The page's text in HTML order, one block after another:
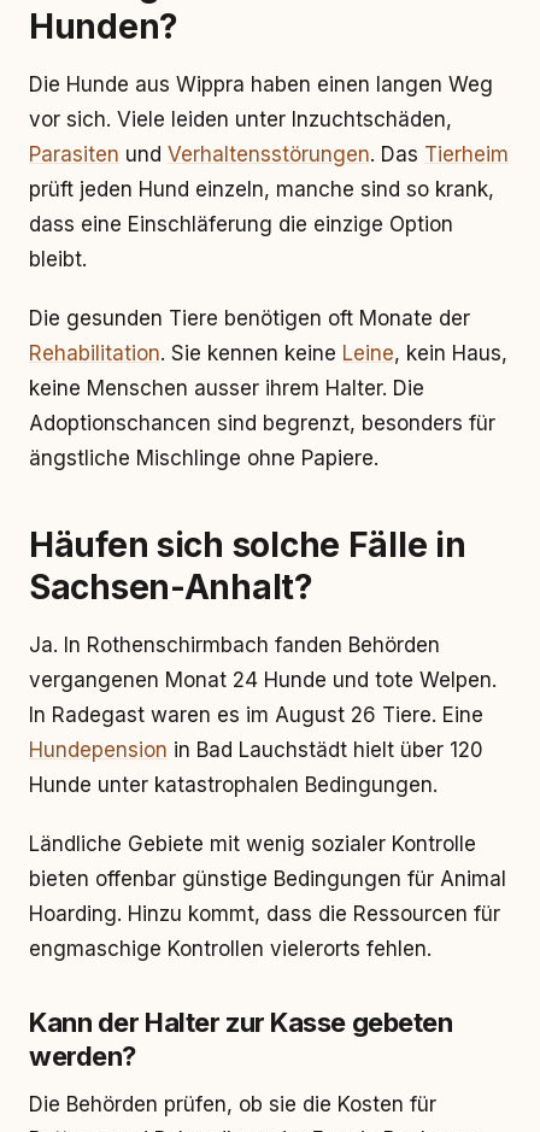
Hunden?
Die Hunde aus Wippra haben einen langen Weg
vor sich. Viele leiden unter Inzuchtschäden,
Parasiten und Verhaltensstörungen. Das Tierheim
prüft jeden Hund einzeln, manche sind so krank,
dass eine Einschläferung die einzige Option
bleibt.
Die gesunden Tiere benötigen oft Monate der
Rehabilitation. Sie kennen keine Leine, kein Haus,
keine Menschen ausser ihrem Halter. Die
Adoptionschancen sind begrenzt, besonders für
ängstliche Mischlinge ohne Papiere.
Häufen sich solche Fälle in
Sachsen-Anhalt?
Ja. In Rothenschirmbach fanden Behörden
vergangenen Monat 24 Hunde und tote Welpen.
In Radegast waren es im August 26 Tiere. Eine
Hundepension in Bad Lauchstädt hielt über 120
Hunde unter katastrophalen Bedingungen.
Ländliche Gebiete mit wenig sozialer Kontrolle
bieten offenbar günstige Bedingungen für Animal
Hoarding. Hinzu kommt, dass die Ressourcen für
engmaschige Kontrollen vielerorts fehlen.
Kann der Halter zur Kasse gebeten
werden?
Die Behörden prüfen, ob sie die Kosten für